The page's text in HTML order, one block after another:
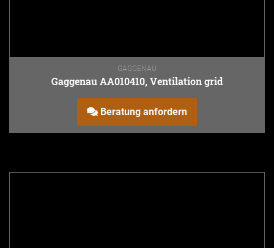
GAGGENAU
Gaggenau AA010410, Ventilation grid
Beratung anfordern